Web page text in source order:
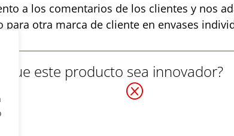
a los comentarios de los clientes y nos
otra marca de cliente en envases
que este producto sea innovador?
Q